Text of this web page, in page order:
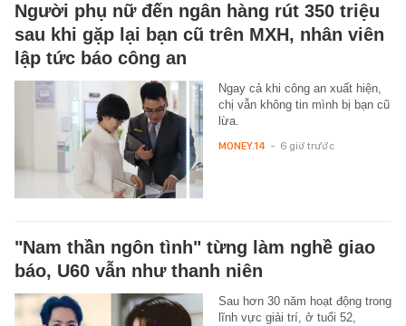
Người phụ nữ đến ngân hàng rút 350 triệu
sau khi gặp lại bạn cũ trên MXH, nhân viên
lập tức báo công an
Ngay cả khi công an xuất hiện,
chị vẫn không tin mình bị bạn cũ
lừa.
MONEY.14 - 6 giờ trước
"Nam thần ngôn tình" từng làm nghề giao
báo, U60 vẫn như thanh niên
Sau hơn 30 năm hoạt động trong
lĩnh vực giải trí, ở tuổi 52,